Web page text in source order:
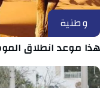
وطنية
هذا موعد انطلاق